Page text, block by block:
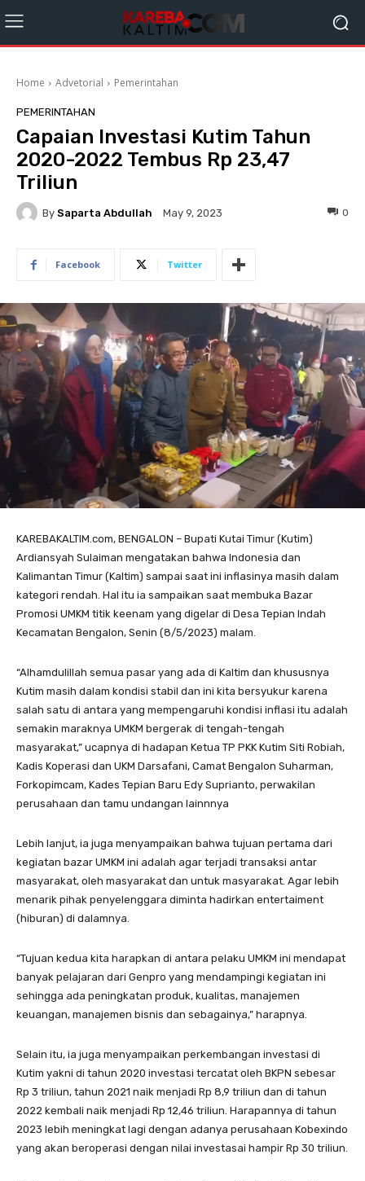
Home Advetorial Pemerintahan
PEMERINTAHAN
Capaian Investasi Kutim Tahun
2020-2022 Tembus Rp 23,47
Triliun
By Saparta Abdullah May 9, 2023 0
Facebook Twitter
KAREBAKALTIM.com, BENGALON – Bupati Kutai Timur (Kutim)
Ardiansyah Sulaiman mengatakan bahwa Indonesia dan
Kalimantan Timur (Kaltim) sampai saat ini inflasinya masih dalam
kategori rendah. Hal itu ia sampaikan saat membuka Bazar
Promosi UMKM titik keenam yang digelar di Desa Tepian Indah
Kecamatan Bengalon, Senin (8/5/2023) malam.
“Alhamdulillah semua pasar yang ada di Kaltim dan khususnya
Kutim masih dalam kondisi stabil dan ini kita bersyukur karena
salah satu di antara yang mempengaruhi kondisi inflasi itu adalah
semakin maraknya UMKM bergerak di tengah-tengah
masyarakat,” ucapnya di hadapan Ketua TP PKK Kutim Siti Robiah,
Kadis Koperasi dan UKM Darsafani, Camat Bengalon Suharman,
Forkopimcam, Kades Tepian Baru Edy Suprianto, perwakilan
perusahaan dan tamu undangan lainnnya
Lebih lanjut, ia juga menyampaikan bahwa tujuan pertama dari
kegiatan bazar UMKM ini adalah agar terjadi transaksi antar
masyarakat, oleh masyarakat dan untuk masyarakat. Agar lebih
menarik pihak penyelenggara diminta hadirkan entertaiment
(hiburan) di dalamnya.
“Tujuan kedua kita harapkan di antara pelaku UMKM ini mendapat
banyak pelajaran dari Genpro yang mendampingi kegiatan ini
sehingga ada peningkatan produk, kualitas, manajemen
keuangan, manajemen bisnis dan sebagainya,” harapnya.
Selain itu, ia juga menyampaikan perkembangan investasi di
Kutim yakni di tahun 2020 investasi tercatat oleh BKPN sebesar
Rp 3 triliun, tahun 2021 naik menjadi Rp 8,9 triliun dan di tahun
2022 kembali naik menjadi Rp 12,46 triliun. Harapannya di tahun
2023 lebih meningkat lagi dengan adanya perusahaan Kobexindo
yang akan beroperasi dengan nilai investasai hampir Rp 30 triliun.